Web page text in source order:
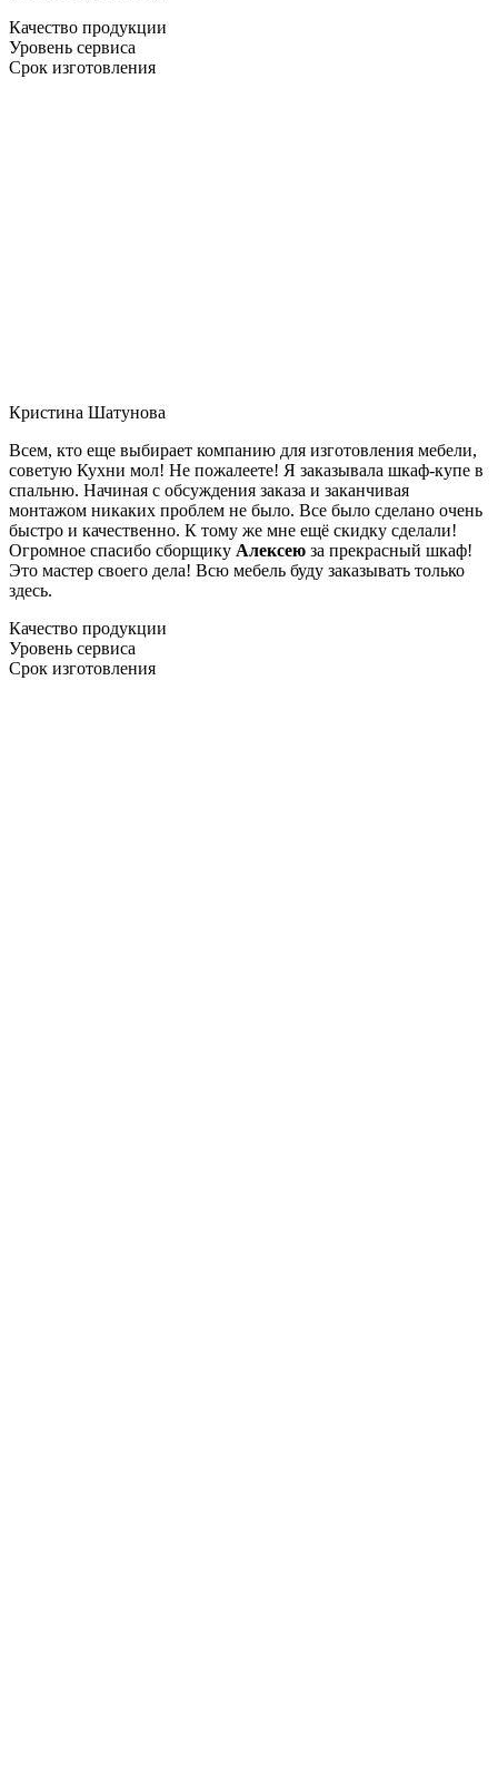
Качество продукции
Уровень сервиса
Срок изготовления
Кристина Шатунова
Всем, кто еще выбирает компанию для изготовления мебели,
советую Кухни мол! Не пожалеете! Я заказывала шкаф-купе в
спальню. Начиная с обсуждения заказа и заканчивая
монтажом никаких проблем не было. Все было сделано очень
быстро и качественно. К тому же мне ещё скидку сделали!
Огромное спасибо сборщику Алексею за прекрасный шкаф!
Это мастер своего дела! Всю мебель буду заказывать только
здесь.
Качество продукции
Уровень сервиса
Срок изготовления